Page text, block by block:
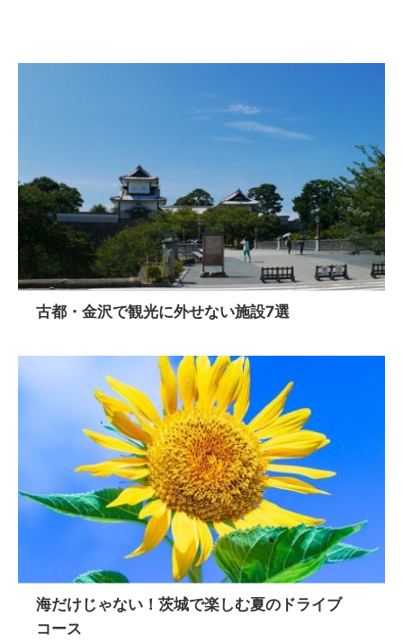
古都・金沢で観光に外せない施設7選
海だけじゃない！茨城で楽しむ夏のドライブ
コース